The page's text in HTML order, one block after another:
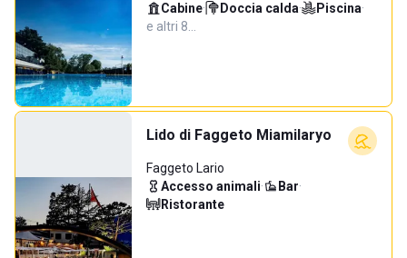
Cabine· Doccia calda· Piscina·
e altri 8…
Lido di Faggeto Miamilaryo
Faggeto Lario
Accesso animali· Bar·
Ristorante